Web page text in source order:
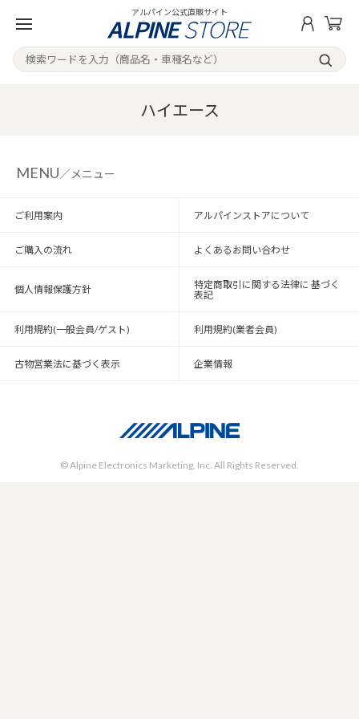
アルパイン公式直販サイト
ハイエース
MENU／メニュー
ご利用案内 アルパインストアについて
ご購入の流れ よくあるお問い合わせ
個人情報保護方針
特定商取引に関する法律に 基づく
表記
利用規約(一般会員/ゲスト) 利用規約(業者会員)
古物営業法に基づく表示 企業情報
© Alpine Electronics Marketing, Inc. All Rights Reserved.